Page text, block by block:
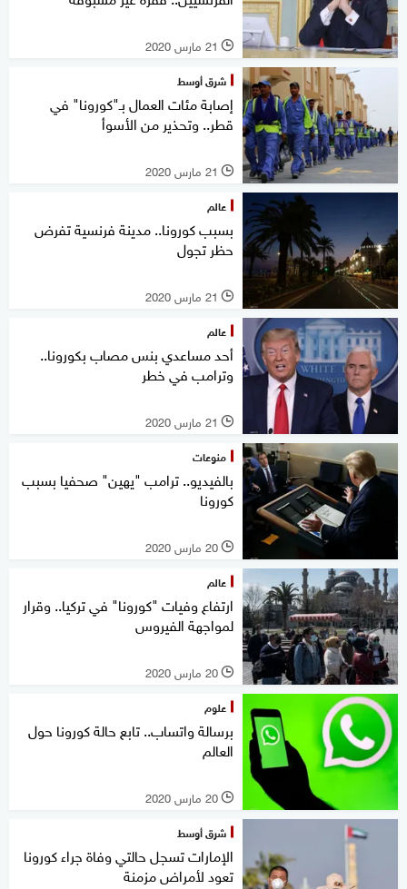
l 21 مارس 2020
شرق أوسط
إصابة مئات العمال بـ"كورونا" في
قطر.. وتحذير من الأسوأ
l 21 مارس 2020
عالم
بسبب كورونا.. مدينة فرنسية تفرض
حظر تجول
l 21 مارس 2020
عالم
أحد مساعدي بنس مصاب بكورونا..
وترامب في خطر
l 21 مارس 2020
منوعات
بالفيديو.. ترامب "يهين" صحفيا بسبب
كورونا
l 20 مارس 2020
عالم
ارتفاع وفيات "كورونا" في تركيا.. وقرار
لمواجهة الفيروس
l 20 مارس 2020
علوم
برسالة واتساب.. تابع حالة كورونا حول
العالم
l 20 مارس 2020
شرق أوسط
الإمارات تسجل حالتي وفاة جراء كورونا
تعود لأمراض مزمنة